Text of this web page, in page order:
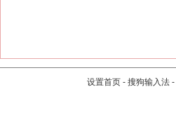
设置首页 - 搜狗输入法 -